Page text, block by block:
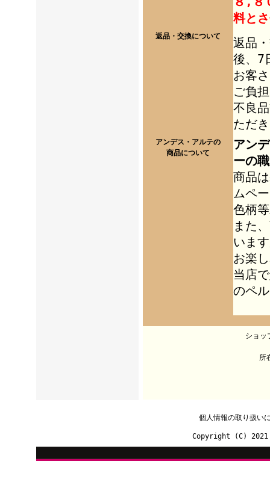
料と
返品・交換について
返品
後、7
お客
ご負
不良
ただ
アンデス・アルテの
商品について
アン
ーの
商品
ムペ
色柄
また
いま
お楽
当店
のペ
ショッ
所
個人情報の取り扱い
Copyright (C)